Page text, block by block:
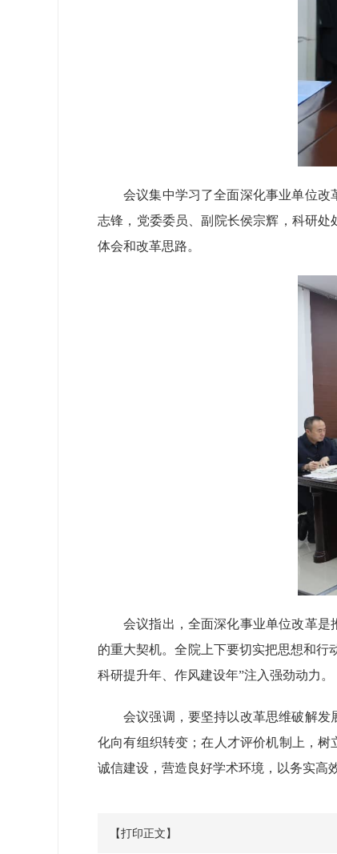
会议集中学习了全面深化事业单位
志锋，党委委员、副院长侯宗辉，科研
体会和改革思路。
会议指出，全面深化事业单位改革
的重大契机。全院上下要切实把思想和行
科研提升年、作风建设年”注入强劲动力。
会议强调，要坚持以改革思维破解
化向有组织转变；在人才评价机制上，
诚信建设，营造良好学术环境，以务实高
【打印正文】